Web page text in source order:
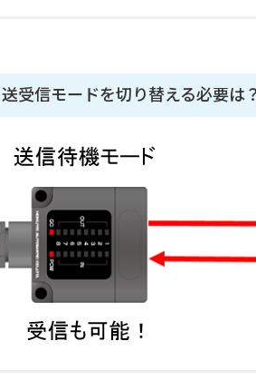
送受信モードを切り替える必要は？